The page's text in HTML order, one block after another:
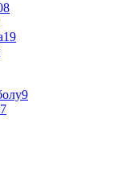
19
9